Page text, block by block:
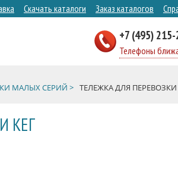
Скачать каталоги Заказ каталогов
+7 (495)
Телефоны
МАЛЫХ СЕРИЙ > ТЕЛЕЖКА ДЛЯ ПЕРЕВОЗКИ
КЕГ